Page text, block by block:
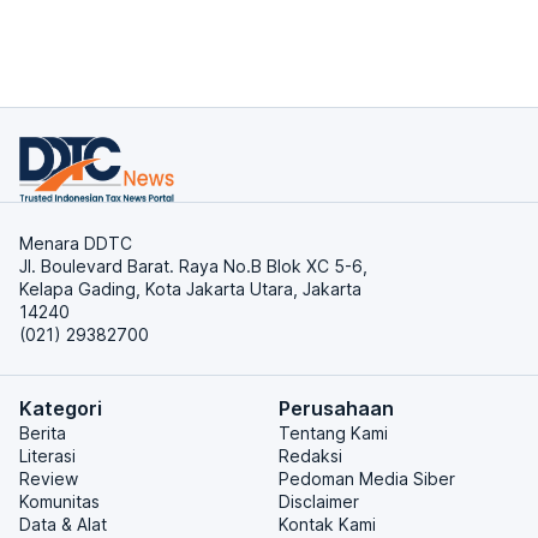
Menara DDTC
Jl. Boulevard Barat. Raya No.B Blok XC 5-6,
Kelapa Gading, Kota Jakarta Utara, Jakarta
14240
(021) 29382700
Kategori
Berita
Literasi
Review
Komunitas
Data & Alat
Perusahaan
Tentang Kami
Redaksi
Pedoman Media Siber
Disclaimer
Kontak Kami